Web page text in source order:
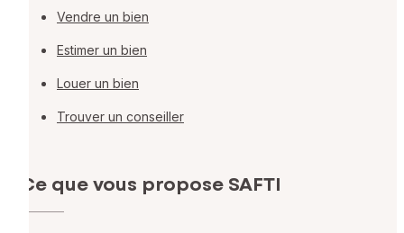
Vendre un bien
Estimer un bien
Louer un bien
Trouver un conseiller
Ce que vous propose SAFTI